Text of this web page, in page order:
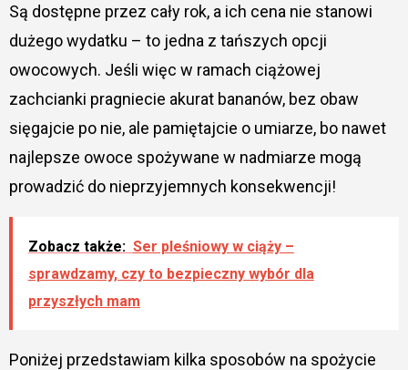
Są dostępne przez cały rok, a ich cena nie stanowi
dużego wydatku – to jedna z tańszych opcji
owocowych. Jeśli więc w ramach ciążowej
zachcianki pragniecie akurat bananów, bez obaw
sięgajcie po nie, ale pamiętajcie o umiarze, bo nawet
najlepsze owoce spożywane w nadmiarze mogą
prowadzić do nieprzyjemnych konsekwencji!
Zobacz także: Ser pleśniowy w ciąży –
sprawdzamy, czy to bezpieczny wybór dla
przyszłych mam
Poniżej przedstawiam kilka sposobów na spożycie